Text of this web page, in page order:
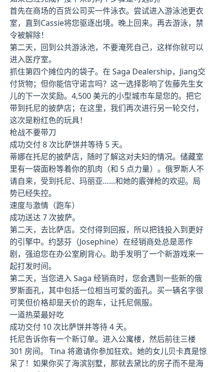
首先在商场的百货公司买一件泳衣。尝试进入游泳池更衣
室，直到Cassie将您驱逐出境。晚上回来。再去游泳，禁
令被解除！
第二天，回到公共游泳池，不要淹死自己，这样你就可以
进入医疗室。
抓住第四个摊位内的袋子。在 Saga Dealership，Jiang交
付货物；但你能信守诺言吗？这一选择影响了佐藤先生女
儿的下一次奖励。4,500 美元的小型城市车是您的。把它
带到托尼的披萨店；在这里，我们再次进行另一轮交付，
这次是粉红色的玩具！
枪战不要带刀
成功交付 8 次比萨饼并等待 5 天。
蒂娜在托尼的披萨店，随时了解这对夫妇的情况。储藏室
里有一袋面粉等着你的肌肉（和 5 点力量）。俄罗斯人不
请自来，受到托尼、玛丽亚……和她的霰弹枪的欢迎。局
势已经失控。
速度与激情（跑车）
成功送达 7 次披萨。
第二天，去比萨店。交付得到回报，所以把钱投入到更好
的引擎中。约瑟芬（Josephine）在经销商处总是恶作
剧，强迫您在办公室刷背心。助手发明了一个新游戏来一
起打发时间。
第二天，当您进入 Saga 经销商时，您会遇到一些新的俄
罗斯面孔，其中包括一位相当可爱的面孔。买一辆名字很
可笑但价格却是天价的跑车，让托尼佩服。
一道热菜最好吃
成功交付 10 次比萨饼并等待 4 天。
托尼告诉你有一个新订单。进入公寓楼，然后前往三楼
301 房间。 Tina 将邀请你参加狂欢。她的女儿贝卡真是惊
呆了！如果你买了海滨别墅，那就去黛比的房子而不是海